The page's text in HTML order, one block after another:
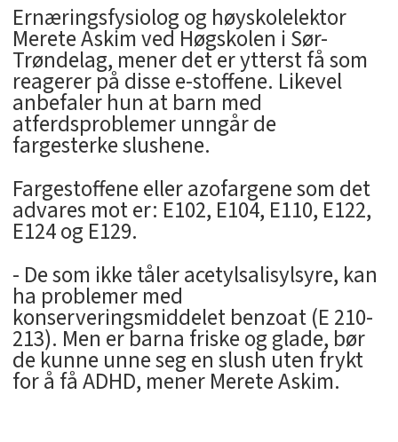
Ernæringsfysiolog og høyskolelektor
Merete Askim ved Høgskolen i Sør-
Trøndelag, mener det er ytterst få som
reagerer på disse e-stoffene. Likevel
anbefaler hun at barn med
atferdsproblemer unngår de
fargesterke slushene.
Fargestoffene eller azofargene som det
advares mot er: E102, E104, E110, E122,
E124 og E129.
- De som ikke tåler acetylsalisylsyre, kan
ha problemer med
konserveringsmiddelet benzoat (E 210-
213). Men er barna friske og glade, bør
de kunne unne seg en slush uten frykt
for å få ADHD, mener Merete Askim.